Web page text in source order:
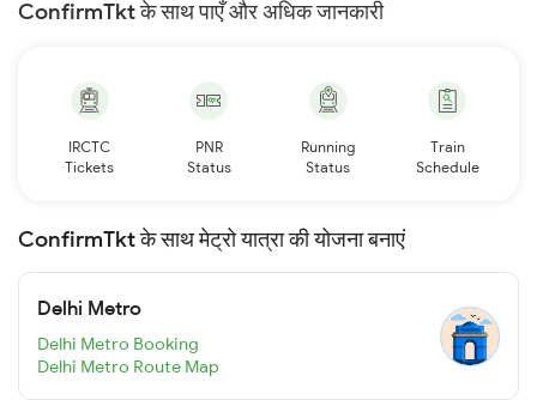
ConfirmTkt के साथ पाएँ और अधिक जानकारी
IRCTC
Tickets
PNR
Status
Running
Status
Train
Schedule
ConfirmTkt के साथ मेट्रो यात्रा की योजना बनाएं
Delhi Metro
Delhi Metro Booking
Delhi Metro Route Map